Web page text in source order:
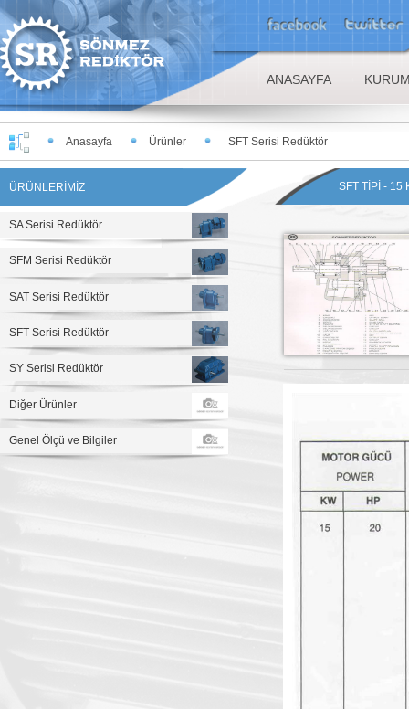
ANASAYFA
Anasayfa Ürünler SFT Serisi Redüktör
ÜRÜNLERİMİZ
SA Serisi Redüktör
SFM Serisi Redüktör
SAT Serisi Redüktör
SFT Serisi Redüktör
SY Serisi Redüktör
Diğer Ürünler
Genel Ölçü ve Bilgiler
SFT TİPİ - 15